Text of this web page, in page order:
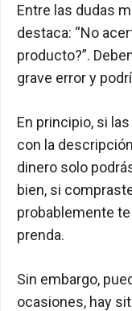
Entre las dudas
destaca: “No
producto?”.
grave error y
En principio, si
con la
dinero solo
bien, si
probablemente
prenda.
Sin embargo,
ocasiones, hay